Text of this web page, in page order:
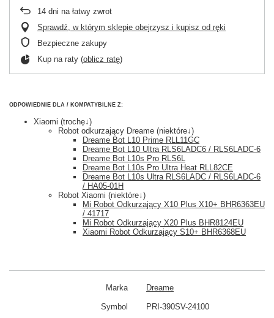
14 dni na łatwy zwrot
Sprawdź, w którym sklepie obejrzysz i kupisz od ręki
Bezpieczne zakupy
Kup na raty (oblicz ratę)
ODPOWIEDNIE DLA / KOMPATYBILNE Z:
Xiaomi (trochę↓)
Robot odkurzający Dreame (niektóre↓)
Dreame Bot L10 Prime RLL11GC
Dreame Bot L10 Ultra RLS6LADC6 / RLS6LADC-6
Dreame Bot L10s Pro RLS6L
Dreame Bot L10s Pro Ultra Heat RLL82CE
Dreame Bot L10s Ultra RLS6LADC / RLS6LADC-6
/ HA05-01H
Robot Xiaomi (niektóre↓)
Mi Robot Odkurzający X10 Plus X10+ BHR6363EU
/ 41717
Mi Robot Odkurzający X20 Plus BHR8124EU
Xiaomi Robot Odkurzający S10+ BHR6368EU
Marka Dreame
Symbol PRI-390SV-24100